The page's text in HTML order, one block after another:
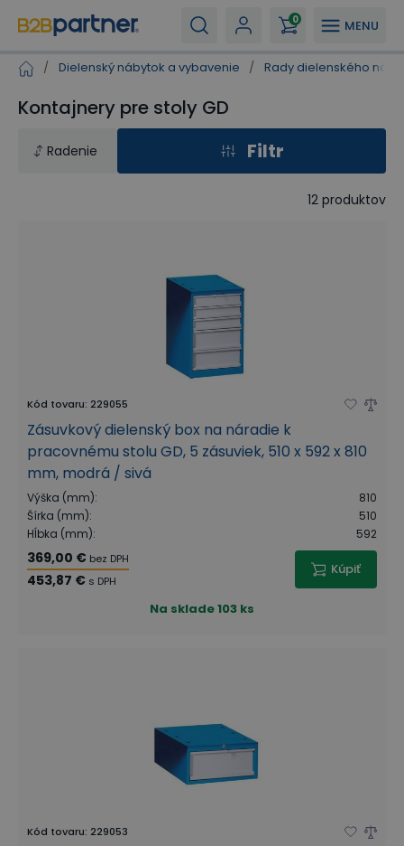
MENU
0
/ Dielenský nábytok a vybavenie / Rady dielenského
Kontajnery pre stoly GD
Radenie Filtr
12 produktov
Kód tovaru: 229055
Zásuvkový dielenský box na náradie k
pracovnému stolu GD, 5 zásuviek, 510 x 592 x 810
mm, modrá / sivá
Výška (mm):
810
Šírka (mm):
510
Hĺbka (mm): 592
369,00 € bez DPH
453,87 € s DPH
Kúpiť
Na sklade103 ks
Kód tovaru: 229053